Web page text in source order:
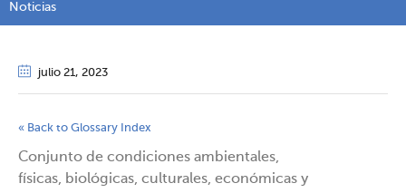
Noticias
julio 21, 2023
« Back to Glossary Index
Conjunto de condiciones ambientales,
físicas, biológicas, culturales, económicas y